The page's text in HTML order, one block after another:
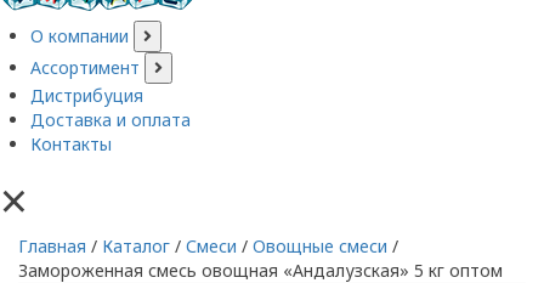
О компании
Ассортимент
Дистрибуция
Доставка и оплата
Контакты
×
Главная / Каталог / Смеси / Овощные смеси /
Замороженная смесь овощная «Андалузская» 5 кг оптом